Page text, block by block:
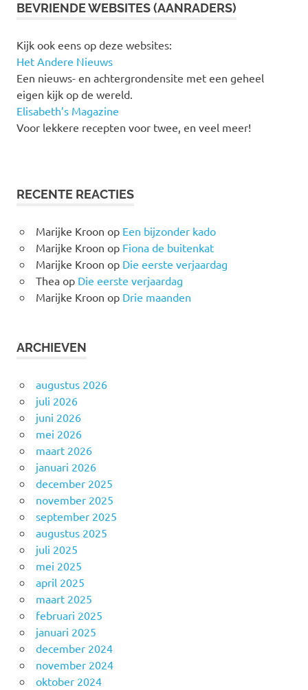
BEVRIENDE WEBSITES (AANRADERS)
Kijk ook eens op deze websites:
Het Andere Nieuws
Een nieuws- en achtergrondensite met een geheel
eigen kijk op de wereld.
Elisabeth’s Magazine
Voor lekkere recepten voor twee, en veel meer!
RECENTE REACTIES
Marijke Kroon op Een bijzonder kado
Marijke Kroon op Fiona de buitenkat
Marijke Kroon op Die eerste verjaardag
Theaop Die eerste verjaardag
Marijke Kroon op Drie maanden
ARCHIEVEN
augustus 2026
juli 2026
juni 2026
mei 2026
maart 2026
januari 2026
december 2025
november 2025
september 2025
augustus 2025
juli 2025
mei 2025
april 2025
maart 2025
februari 2025
januari 2025
december 2024
november 2024
oktober 2024